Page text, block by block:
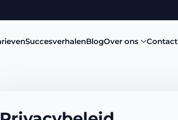
SuccesverhalenBlogOver ons Contact